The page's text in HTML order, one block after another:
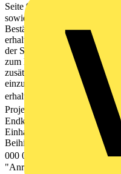
Seite 9  Bei der
sowie bei allen
Bestätigung für Baudenkmale
erhaltenswerte Bausubstanz"
der Sanierung von sonstiger
zum KfW-Effizienzhaus
zusätzlich eine Bestätigung
einzuholen/beizufügen, dass
erhaltenswerte Bausubstanz
Projektbeschreibung  Eine
Endkreditnehmers/
Einhaltung der
Beihilfen für dasselbe
000 0067)  Zusätzlich bei
"Anreizeffekte und